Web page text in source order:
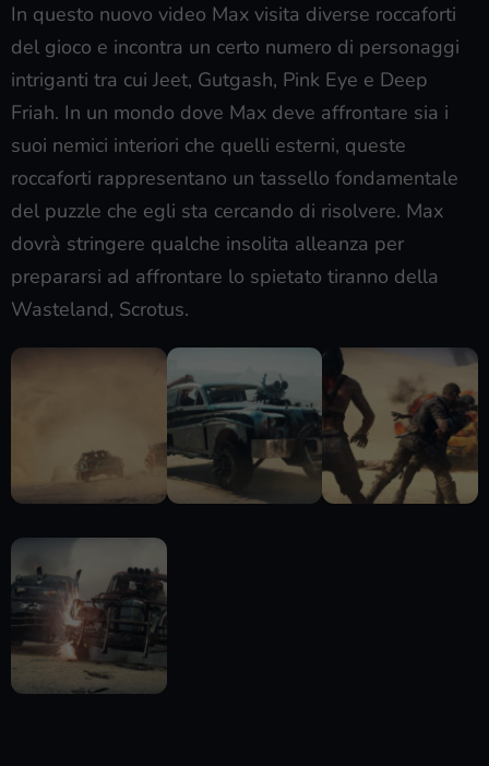
In questo nuovo video Max visita diverse roccaforti
del gioco e incontra un certo numero di personaggi
intriganti tra cui Jeet, Gutgash, Pink Eye e Deep
Friah. In un mondo dove Max deve affrontare sia i
suoi nemici interiori che quelli esterni, queste
roccaforti rappresentano un tassello fondamentale
del puzzle che egli sta cercando di risolvere. Max
dovrà stringere qualche insolita alleanza per
prepararsi ad affrontare lo spietato tiranno della
Wasteland, Scrotus.